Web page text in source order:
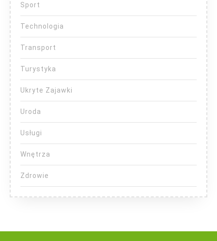
Sport
Technologia
Transport
Turystyka
Ukryte Zajawki
Uroda
Usługi
Wnętrza
Zdrowie